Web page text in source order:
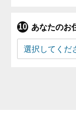
あなたのお